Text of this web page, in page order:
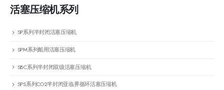
活塞压缩机系列
SP系列半封闭活塞压缩机
SPM系列船用活塞压缩机
SBC系列半封闭双级活塞压缩机
SPS系列CO2半封闭亚临界循环活塞压缩机